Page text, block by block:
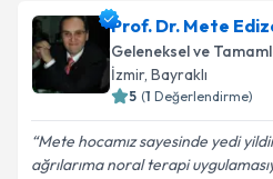
Op. Dr. Neslihan Gürbüz
oluşturun. Size bu uzmandan
takvim hazırlandığında e-
Prof. Dr. Mete
Geleneksel ve
İzmir, Bayraklı
5 (1 Değerlendirme)
Mete hocamız sayesinde yedi
ağrılarıma noral terapi